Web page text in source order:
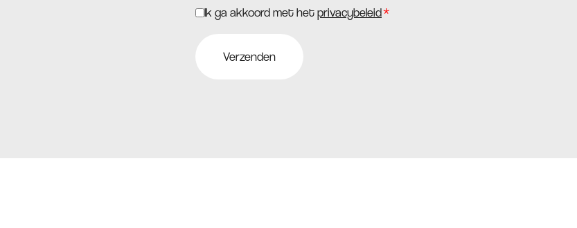
Instemming
Ik ga akkoord met hetprivacybeleid*